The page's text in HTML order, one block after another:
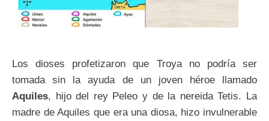
Los dioses profetizaron que Troya no podría ser
tomada sin la ayuda de un joven héroe llamado
Aquiles, hijo del rey Peleo y de la nereida Tetis. La
madre de Aquiles que era una diosa, hizo invulnerable